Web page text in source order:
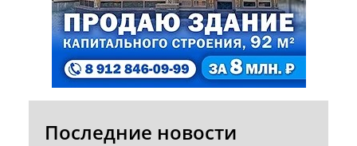
Последние новости